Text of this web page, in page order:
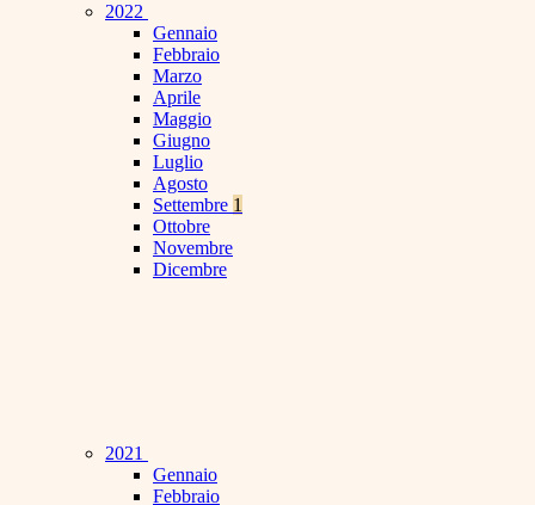
2022
Gennaio
Febbraio
Marzo
Aprile
Maggio
Giugno
Luglio
Agosto
Settembre 1
Ottobre
Novembre
Dicembre
2021
Gennaio
Febbraio